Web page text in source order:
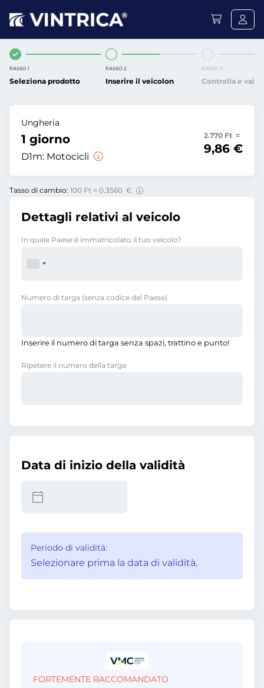
PASSO 1
Seleziona prodotto
PASSO 2
Inserire il veicolon
PASSO 3
Controlla e vai
Ungheria
1 giorno
D1m: Motocicli
2.770 Ft =
9,86 €
Tasso di cambio: 100 Ft = 0,3560 €
Dettagli relativi al veicolo
In quale Paese è immatricolato il tuo veicolo?
Numero di targa (senza codice del Paese)
Inserire il numero di targa senza spazi, trattino e punto!
Ripetere il numero della targa
Data di inizio della validità
Periodo di validità:
Selezionare prima la data di validità.
FORTEMENTE RACCOMANDATO